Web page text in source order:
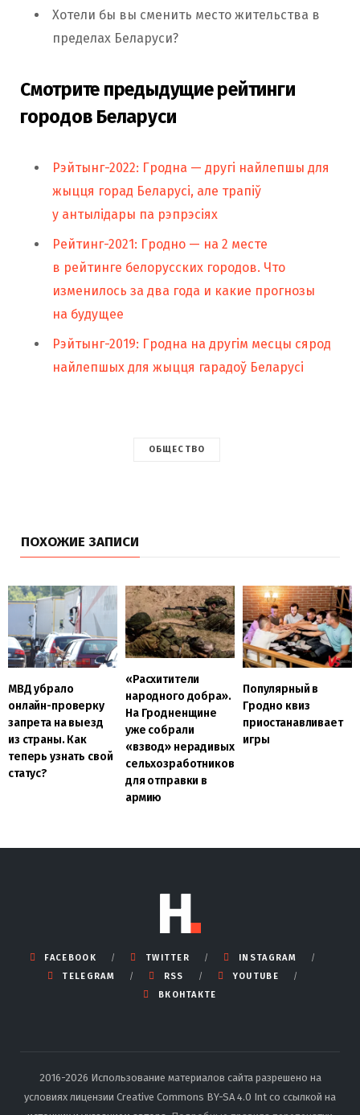
Хотели бы вы сменить место жительства в
пределах Беларуси?
Смотрите предыдущие рейтинги
городов Беларуси
Рэйтынг-2022: Гродна — другі найлепшы для
жыцця горад Беларусі, але трапіў
у антылідары па рэпрэсіях
Рейтинг-2021: Гродно — на 2 месте
в рейтинге белорусских городов. Что
изменилось за два года и какие прогнозы
на будущее
Рэйтынг-2019: Гродна на другім месцы сярод
найлепшых для жыцця гарадоў Беларусі
ОБЩЕСТВО
ПОХОЖИЕ ЗАПИСИ
МВД убрало
онлайн-проверку
запрета на выезд
из страны. Как
теперь узнать свой
статус?
«Расхитители
народного добра».
На Гродненщине
уже собрали
«взвод» нерадивых
сельхозработников
для отправки в
армию
Популярный в
Гродно квиз
приостанавливает
игры
FACEBOOK TWITTER
INSTAGRAM
TELEGRAM
RSS
YOUTUBE
ВКОНТАКТЕ
2016-2026 Использование материалов сайта разрешено на
условиях лицензии Creative Commons BY-SA 4.0 Int со ссылкой на